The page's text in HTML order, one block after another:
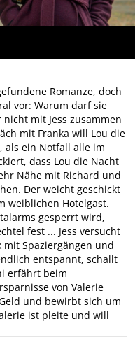
Romanze, doch
vor: Warum darf sie
mit Jess zusammen
mit Franka will Lou die
als ein Notfall alle im
dass Lou die Nacht
Nähe mit Richard und
Der weicht geschickt
weiblichen Hotelgast.
gesperrt wird,
fest ... Jess versucht
Spaziergängen und
entspannt, schallt
erfährt beim
von Valerie
und bewirbt sich um
ist pleite und will